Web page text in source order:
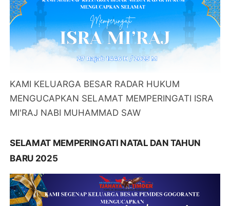
KAMI KELUARGA BESAR RADAR HUKUM
MENGUCAPKAN SELAMAT MEMPERINGATI ISRA
MI'RAJ NABI MUHAMMAD SAW
SELAMAT MEMPERINGATI NATAL DAN TAHUN
BARU 2025